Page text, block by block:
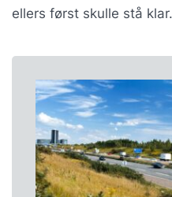
ellers først skulle stå klar.